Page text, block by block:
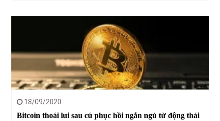
18/09/2020
Bitcoin thoái lui sau cú phục hồi ngắn ngủ từ động thái